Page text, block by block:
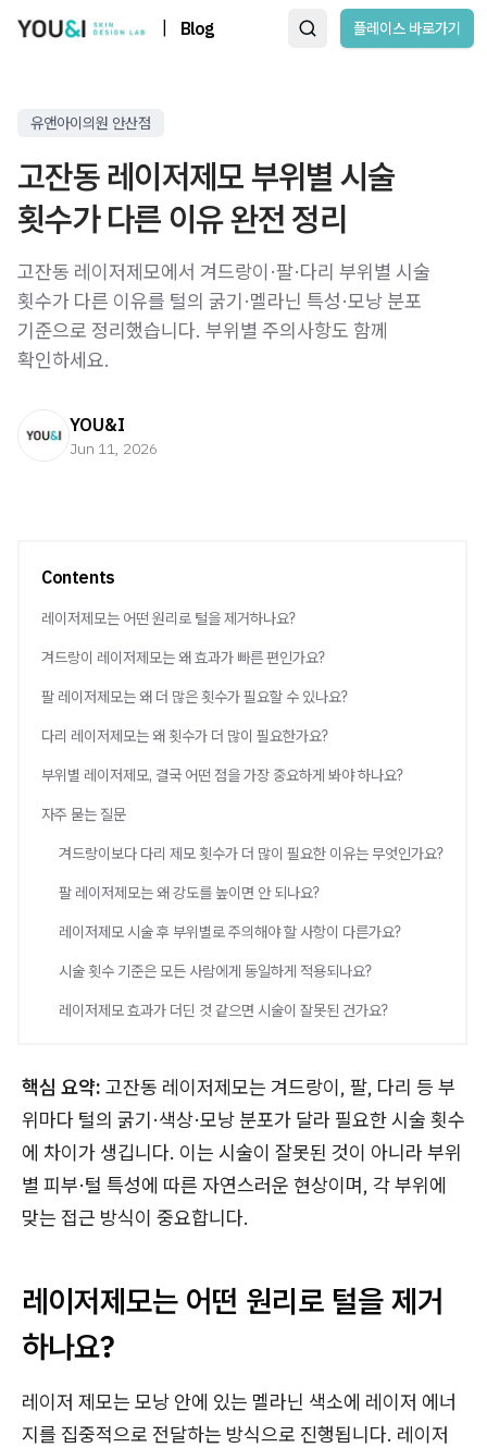
Blog 플레이스 바로가기
유앤아이의원 안산점
고잔동 레이저제모 부위별 시술
횟수가 다른 이유 완전 정리
고잔동 레이저제모에서 겨드랑이·팔·다리 부위별 시술
횟수가 다른 이유를 털의 굵기·멜라닌 특성·모낭 분포
기준으로 정리했습니다. 부위별 주의사항도 함께
확인하세요.
YOU&I
Jun 11, 2026
Contents
레이저제모는 어떤 원리로 털을 제거하나요?
겨드랑이 레이저제모는 왜 효과가 빠른 편인가요?
팔 레이저제모는 왜 더 많은 횟수가 필요할 수 있나요?
다리 레이저제모는 왜 횟수가 더 많이 필요한가요?
부위별 레이저제모, 결국 어떤 점을 가장 중요하게 봐야 하나요?
자주 묻는 질문
겨드랑이보다 다리 제모 횟수가 더 많이 필요한 이유는 무엇인가요?
팔 레이저제모는 왜 강도를 높이면 안 되나요?
레이저제모 시술 후 부위별로 주의해야 할 사항이 다른가요?
시술 횟수 기준은 모든 사람에게 동일하게 적용되나요?
레이저제모 효과가 더딘 것 같으면 시술이 잘못된 건가요?
핵심 요약: 고잔동 레이저제모는 겨드랑이, 팔, 다리 등 부
위마다 털의 굵기·색상·모낭 분포가 달라 필요한 시술 횟수
에 차이가 생깁니다. 이는 시술이 잘못된 것이 아니라 부위
별 피부·털 특성에 따른 자연스러운 현상이며, 각 부위에
맞는 접근 방식이 중요합니다.
레이저제모는 어떤 원리로 털을 제거
하나요?
레이저 제모는 모낭 안에 있는 멜라닌 색소에 레이저 에너
지를 집중적으로 전달하는 방식으로 진행됩니다. 레이저